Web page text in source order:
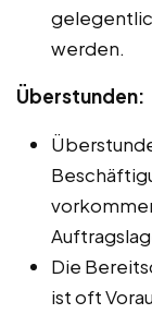
werden.
Überstunden:
Die
ist oft